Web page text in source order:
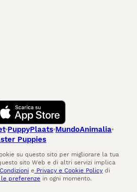
PuppyPlaats MundoAnimalia
Puppies
su questo sito per migliorare la tua
sito Web e di altri servizi implica
e Privacy e Cookie Policy di
preferenze in ogni momento.